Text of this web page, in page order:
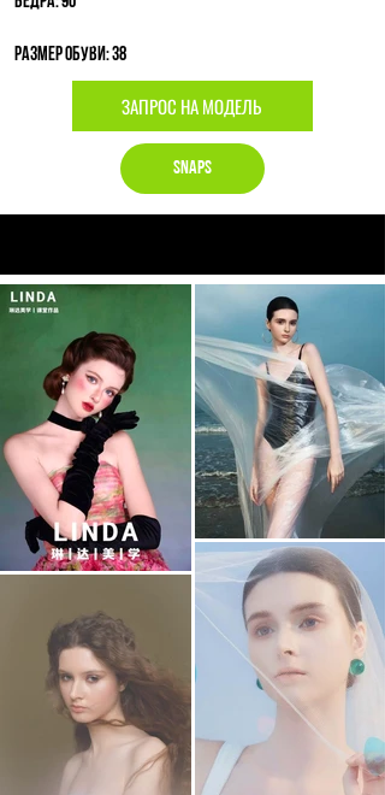
Размер обуви: 38
ЗАПРОС НА МОДЕЛЬ
Snaps